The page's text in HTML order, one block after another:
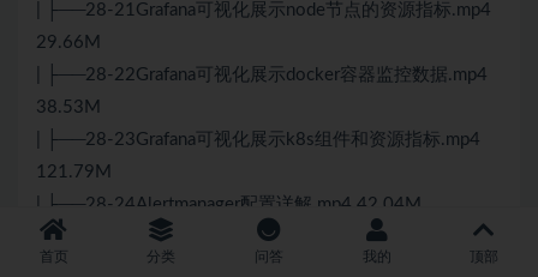
| ├──28-21Grafana可视化展示node节点的资源指标.mp4
29.66M
| ├──28-22Grafana可视化展示docker容器监控数据.mp4
38.53M
| ├──28-23Grafana可视化展示k8s组件和资源指标.mp4
121.79M
| ├──28-24Alertmanager配置详解.mp4 42.04M
| ├──28-25Prometheus触发告警流程.mp4 26.14M
首页 分类 问答 我的 顶部